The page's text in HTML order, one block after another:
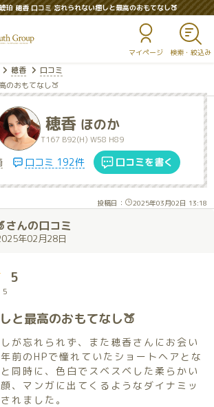
珀 穂香 口コミ 忘れられない癒しと最高のおもてなし🍑
マイページ
穂香
口コミ
のおもてなし🍑
穂香 ほのか
T167 B92(H) W58 H89
口コミ 192件 口コミを書く
投稿日： 2025年03月02日 13:18
さんの口コミ
年02月28日
5
5
と最高のおもてなし🍑
が忘れられず、また穂香さんにお会い
前のHPで憧れていたショートヘアとな
同時に、色白でスベスベした柔らかい
、マンガに出てくるようなダイナミッ
れました。